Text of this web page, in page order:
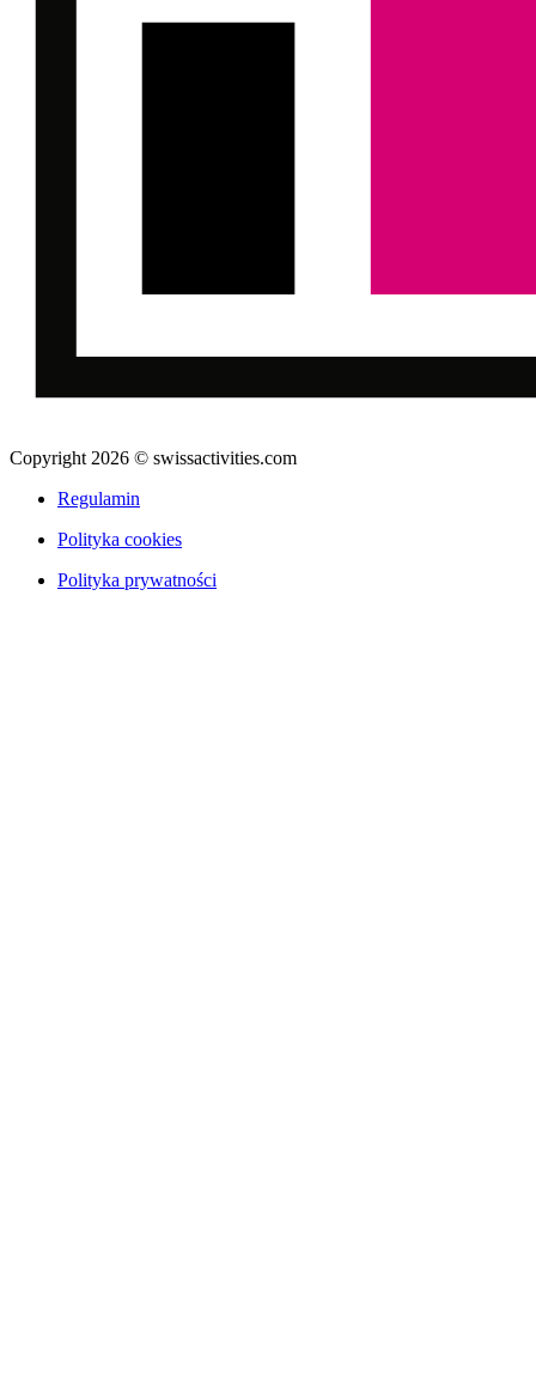
Copyright 2026 © swissactivities.com
Regulamin
Polityka cookies
Polityka prywatności